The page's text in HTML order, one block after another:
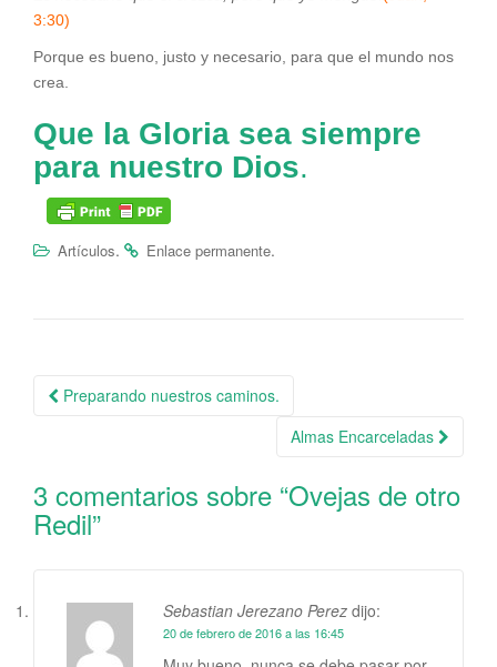
3:30)
Porque es bueno, justo y necesario, para que el mundo nos
crea.
Que la Gloria sea siempre
para nuestro Dios.
Artículos. Enlace permanente.
Navegación de la entrada
Preparando nuestros caminos.
Almas Encarceladas
3 comentarios sobre “Ovejas de otro
Redil”
Sebastian Jerezano Perez dijo:
20 de febrero de 2016 a las 16:45